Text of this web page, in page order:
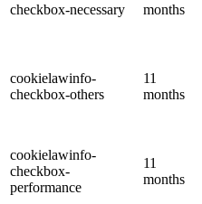
checkbox-necessary
months
cookielawinfo-
checkbox-others
11
months
cookielawinfo-
checkbox-
performance
11
months